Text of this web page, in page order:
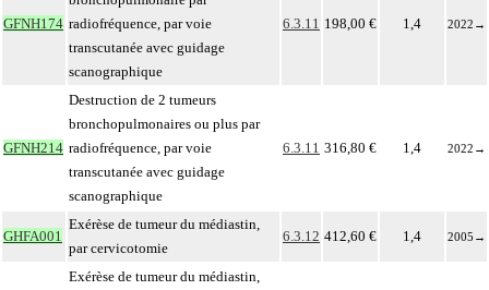
GFNH174 radiofréquence, par voie
transcutanée avec guidage
scanographique
6.3.11 198,00 € 1,4 2022 →
GFNH214
Destruction de 2 tumeurs
bronchopulmonaires ou plus par
radiofréquence, par voie
transcutanée avec guidage
scanographique
6.3.11 316,80 € 1,4 2022 →
GHFA001
Exérèse de tumeur du médiastin,
par cervicotomie
6.3.12 412,60 € 1,4 2005 →
Exérèse de tumeur du médiastin,